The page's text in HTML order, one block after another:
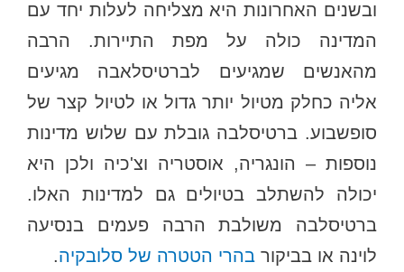
ובשנים האחרונות היא מצליחה לעלות יחד עם
המדינה כולה על מפת התיירות. הרבה
מהאנשים שמגיעים לברטיסלאבה מגיעים
אליה כחלק מטיול יותר גדול או לטיול קצר של
סופשבוע. ברטיסלבה גובלת עם שלוש מדינות
נוספות – הונגריה, אוסטריה וצ'כיה ולכן היא
יכולה להשתלב בטיולים גם למדינות האלו.
ברטיסלבה משולבת הרבה פעמים בנסיעה
לוינה או בביקור בהרי הטטרה של סלובקיה.